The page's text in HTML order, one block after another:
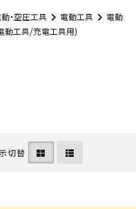
・空圧工具 電動工具
電動
動工具/充電工具用)
切替